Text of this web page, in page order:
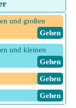
und großen
​ Gehen
und kleinen
​ Gehen
​ Gehen
​ Gehen